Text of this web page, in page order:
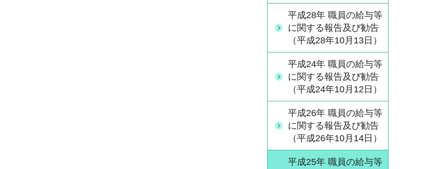
平成28年 職員の給与等
に関する報告及び勧告
（平成28年10月13日）
平成24年 職員の給与等
に関する報告及び勧告
（平成24年10月12日）
平成26年 職員の給与等
に関する報告及び勧告
（平成26年10月14日）
平成25年 職員の給与等